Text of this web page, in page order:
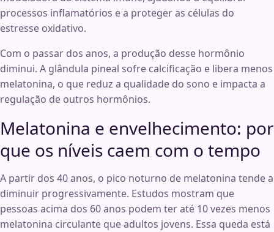
processos inflamatórios e a proteger as células do
estresse oxidativo.
Com o passar dos anos, a produção desse hormônio
diminui. A glândula pineal sofre calcificação e libera menos
melatonina, o que reduz a qualidade do sono e impacta a
regulação de outros hormônios.
Melatonina e envelhecimento: por
que os níveis caem com o tempo
A partir dos 40 anos, o pico noturno de melatonina tende a
diminuir progressivamente. Estudos mostram que
pessoas acima dos 60 anos podem ter até 10 vezes menos
melatonina circulante que adultos jovens. Essa queda está